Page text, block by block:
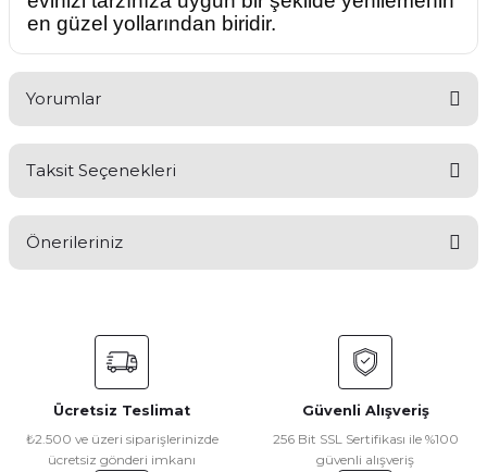
en güzel yollarından biridir.
Yorumlar
Yorum Yaz
Taksit Seçenekleri
Önerileriniz
konularda yetersiz gördüğünüz noktaları öneri formunu
kullanarak tarafımıza iletebilirsiniz.
Görüş ve önerileriniz için teşekkür ederiz.
Ürün resmi kalitesiz, bozuk veya görüntülenemiyor.
Ürün açıklamasında eksik bilgiler bulunuyor.
Ücretsiz Teslimat
₺2.500 ve üzeri siparişlerinizde
ücretsiz gönderi imkanı
Güvenli Alışveriş
256 Bit SSL Sertifikası ile %100
güvenli alışveriş